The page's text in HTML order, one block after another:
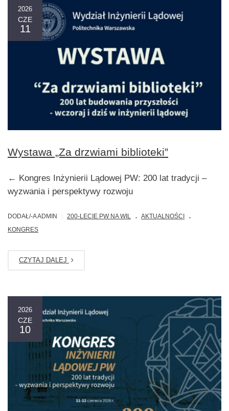
2026
CZE
11
Wystawa „Za drzwiami biblioteki”
← Kongres Inżynierii Lądowej PW: 200 lat tradycji –
wyzwania i perspektywy rozwoju
DODAŁ/-A ADMIN 200-LECIE PW NA WIL . AKTUALNOŚCI .
KONGRES
CZYTAJ DALEJ
2026
CZE
10